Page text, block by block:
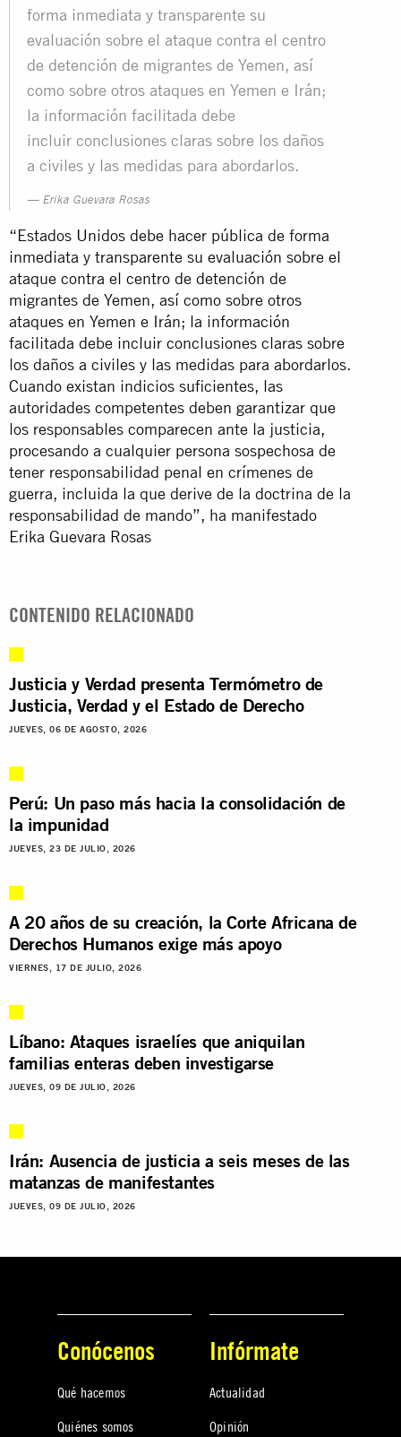
forma inmediata y transparente su
evaluación sobre el ataque contra el centro
de detención de migrantes de Yemen, así
como sobre otros ataques en Yemen e Irán;
la información facilitada debe
incluir conclusiones claras sobre los daños
a civiles y las medidas para abordarlos.
Erika Guevara Rosas
“Estados Unidos debe hacer pública de forma
inmediata y transparente su evaluación sobre el
ataque contra el centro de detención de
migrantes de Yemen, así como sobre otros
ataques en Yemen e Irán; la información
facilitada debe incluir conclusiones claras sobre
los daños a civiles y las medidas para abordarlos.
Cuando existan indicios suficientes, las
autoridades competentes deben garantizar que
los responsables comparecen ante la justicia,
procesando a cualquier persona sospechosa de
tener responsabilidad penal en crímenes de
guerra, incluida la que derive de la doctrina de la
responsabilidad de mando”, ha manifestado
Erika Guevara Rosas
CONTENIDO RELACIONADO
Justicia y Verdad presenta Termómetro de
Justicia, Verdad y el Estado de Derecho
JUEVES, 06 DE AGOSTO, 2026
Perú: Un paso más hacia la consolidación de
la impunidad
JUEVES, 23 DE JULIO, 2026
A 20 años de su creación, la Corte Africana de
Derechos Humanos exige más apoyo
VIERNES, 17 DE JULIO, 2026
Líbano: Ataques israelíes que aniquilan
familias enteras deben investigarse
JUEVES, 09 DE JULIO, 2026
Irán: Ausencia de justicia a seis meses de las
matanzas de manifestantes
JUEVES, 09 DE JULIO, 2026
Conócenos
Qué hacemos
Quiénes somos
Infórmate
Actualidad
Opinión